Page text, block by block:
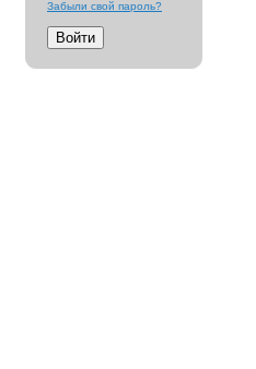
Забыли свой пароль?